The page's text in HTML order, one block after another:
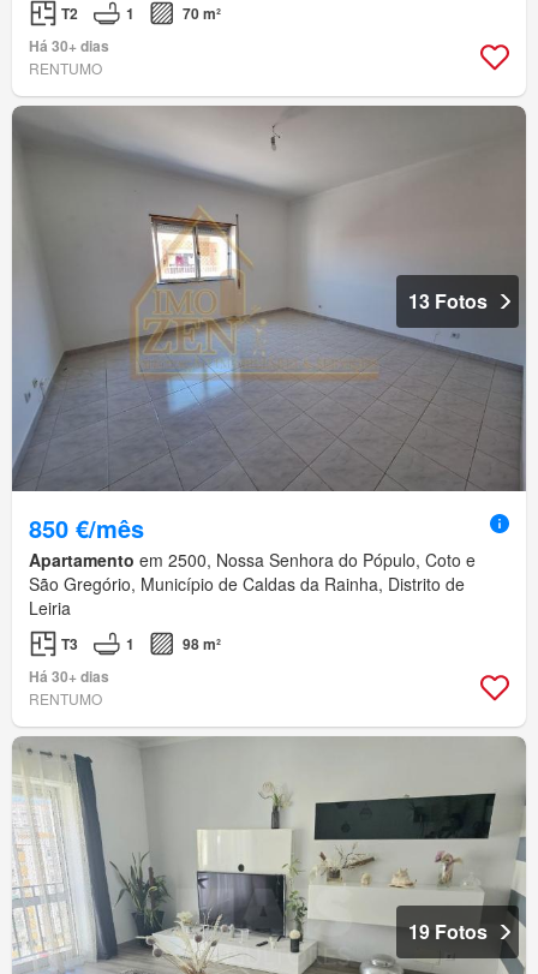
T2 1
70 m²
Há 30+ dias
RENTUMO
13 Fotos
850 €/mês
Apartamento em 2500, Nossa Senhora do Pópulo, Coto e
São Gregório, Município de Caldas da Rainha, Distrito de
Leiria
T3 1
98 m²
Há 30+ dias
RENTUMO
19 Fotos